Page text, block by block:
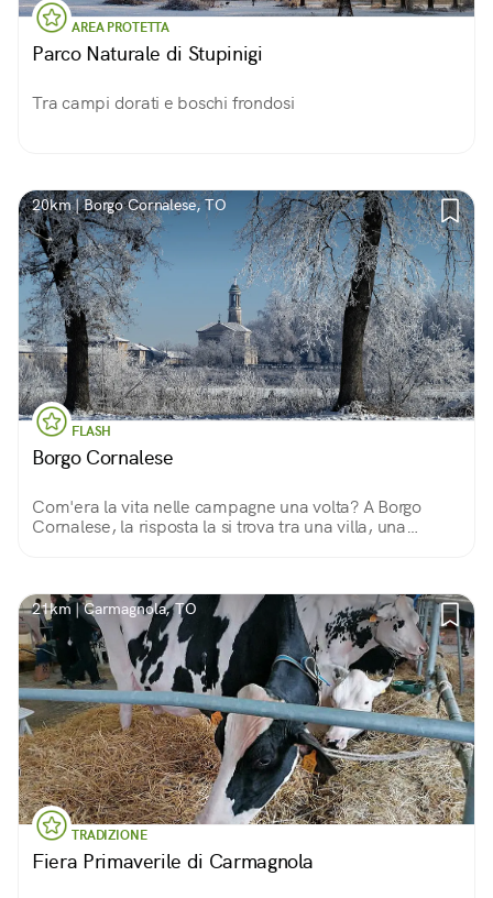
AREA PROTETTA
Parco Naturale di Stupinigi
Tra campi dorati e boschi frondosi
20km | Borgo Cornalese, TO
FLASH
Borgo Cornalese
Com'era la vita nelle campagne una volta? A Borgo
Cornalese, la risposta la si trova tra una villa, una
21km | Carmagnola, TO
TRADIZIONE
Fiera Primaverile di Carmagnola